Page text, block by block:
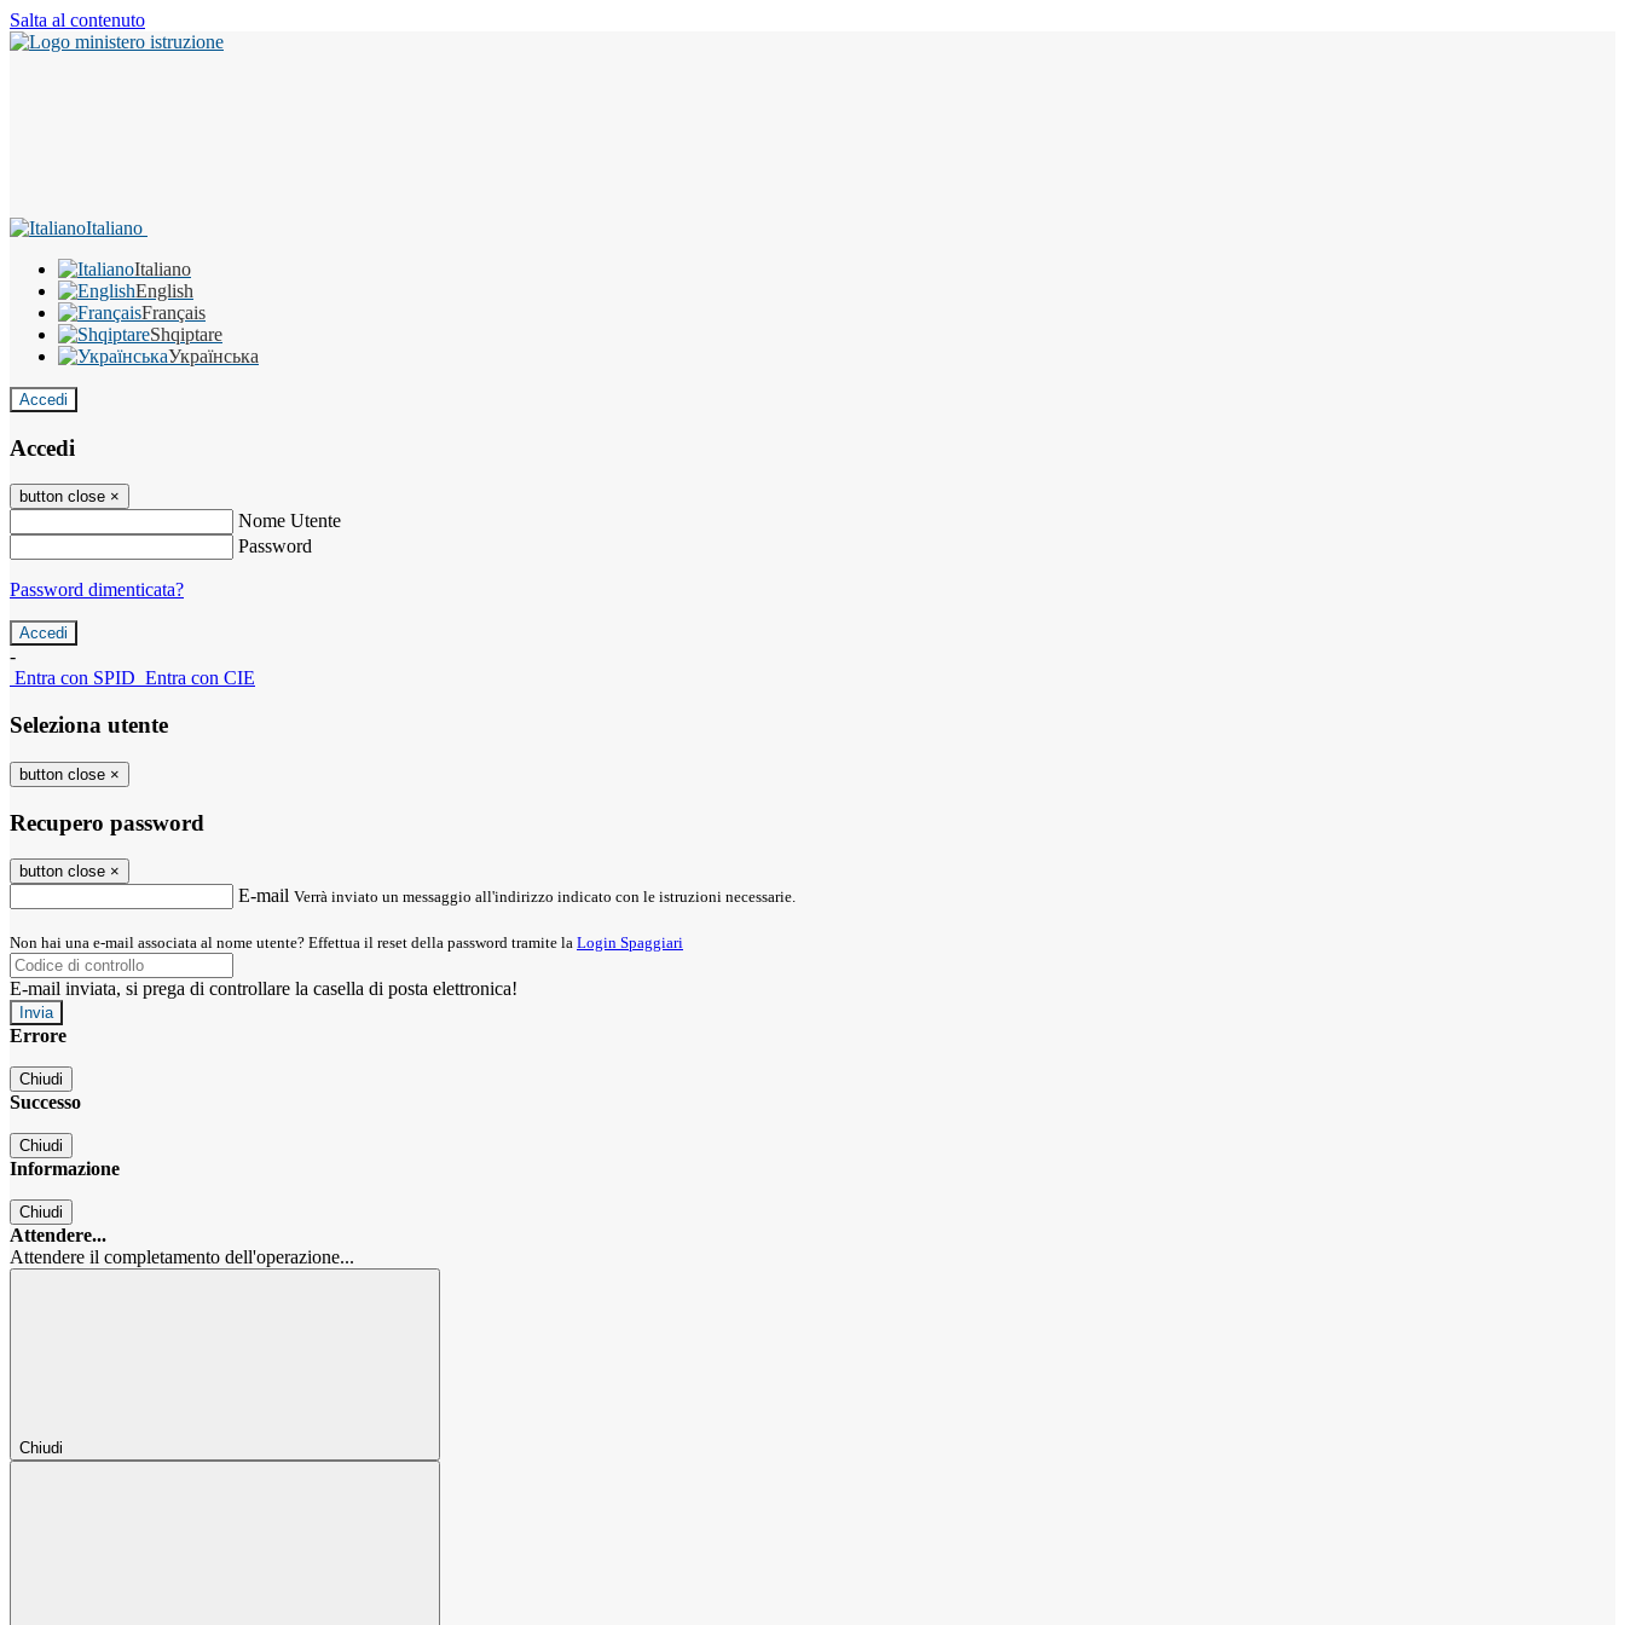
Salta al contenuto
Italiano
Italiano
English
Français
Shqiptare
Українська
Accedi
Accedi
button close ×
Nome Utente
Password
Password dimenticata?
-
Entra con SPID Entra con CIE
Seleziona utente
button close ×
Recupero password
button close ×
E-mail Verrà inviato un messaggio all'indirizzo indicato con le istruzioni necessarie.
Non hai una e-mail associata al nome utente? Effettua il reset della password tramite la Login Spaggiari
E-mail inviata, si prega di controllare la casella di posta elettronica!
Errore
Chiudi
Successo
Chiudi
Informazione
Chiudi
Attendere...
Attendere il completamento dell'operazione...
Chiudi